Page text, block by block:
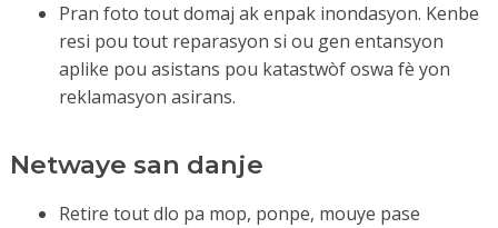
Pran foto tout domaj ak enpak inondasyon. Kenbe
resi pou tout reparasyon si ou gen entansyon
aplike pou asistans pou katastwòf oswa fè yon
reklamasyon asirans.
Netwaye san danje
Retire tout dlo pa mop, ponpe, mouye pase